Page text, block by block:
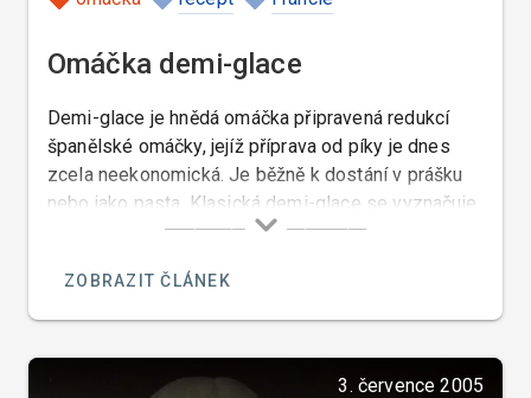
Omáčka demi-glace
Demi-glace je hnědá omáčka připravená redukcí
španělské omáčky, jejíž příprava od píky je dnes
zcela neekonomická. Je běžně k dostání v prášku
nebo jako pasta. Klasická demi-glace se vyznačuje
hlavně tím, že její příprava je nepřestavitelně dlouhá.
všechno stíhal.
ZOBRAZIT ČLÁNEK
3. července 2005